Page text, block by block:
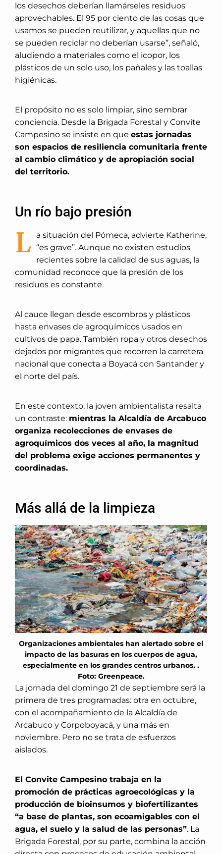
los desechos deberían llamárseles residuos
aprovechables. El 95 por ciento de las cosas que
usamos se pueden reutilizar, y aquellas que no
se pueden reciclar no deberían usarse”, señaló,
aludiendo a materiales como el icopor, los
plásticos de un solo uso, los pañales y las toallas
higiénicas.
El propósito no es solo limpiar, sino sembrar
conciencia. Desde la Brigada Forestal y Convite
Campesino se insiste en que estas jornadas
son espacios de resiliencia comunitaria frente
al cambio climático y de apropiación social
del territorio.
Un río bajo presión
L a situación del Pómeca, advierte Katherine,
“es grave”. Aunque no existen estudios
recientes sobre la calidad de sus aguas, la
comunidad reconoce que la presión de los
residuos es constante.
Al cauce llegan desde escombros y plásticos
hasta envases de agroquímicos usados en
cultivos de papa. También ropa y otros desechos
dejados por migrantes que recorren la carretera
nacional que conecta a Boyacá con Santander y
el norte del país.
En este contexto, la joven ambientalista resalta
un contraste: mientras la Alcaldía de Arcabuco
organiza recolecciones de envases de
agroquímicos dos veces al año, la magnitud
del problema exige acciones permanentes y
coordinadas.
Más allá de la limpieza
Organizaciones ambientales han alertado sobre el
impacto de las basuras en los cuerpos de agua,
especialmente en los grandes centros urbanos. .
Foto: Greenpeace.
La jornada del domingo 21 de septiembre será la
primera de tres programadas: otra en octubre,
con el acompañamiento de la Alcaldía de
Arcabuco y Corpoboyacá, y una más en
noviembre. Pero no se trata de esfuerzos
aislados.
El Convite Campesino trabaja en la
promoción de prácticas agroecológicas y la
producción de bioinsumos y biofertilizantes
“a base de plantas, son ecoamigables con el
agua, el suelo y la salud de las personas”. La
Brigada Forestal, por su parte, combina la acción